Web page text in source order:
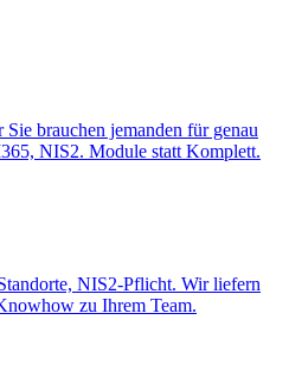
brauchen jemanden für genau
NIS2. Module statt Komplett.
NIS2-Pflicht. Wir liefern
zu Ihrem Team.